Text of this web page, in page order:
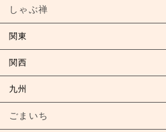
しゃぶ禅
関東
関西
九州
ごまいち